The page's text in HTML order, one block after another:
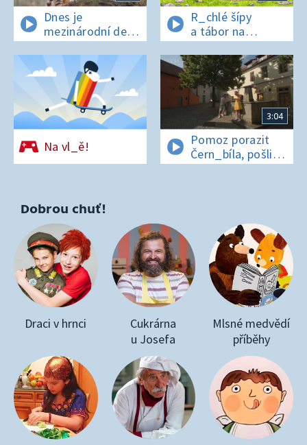
Dnes je
mezinárodní den
t_grů
R_chlé šípy
a tábor na
os_rově
Na vl_ě!
3:04
Pomoz porazit
Čern_bíla, pošli
pís_enko
Dobrou chuť!
Draci v hrnci
Cukrárna
u Josefa
Mlsné medvědí
příběhy